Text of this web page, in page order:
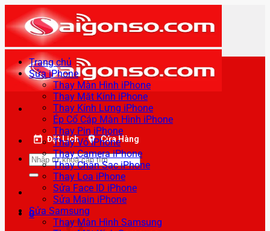
qua
nội
dung
Đặt Lịch Cửa Hàng
Tìm
kiếm:
0
Trang chủ
Sửa iPhone
Thay Màn Hình iPhone
Thay Mặt Kính iPhone
Thay Kính Lưng iPhone
Ép Cổ Cáp Màn Hình iPhone
Thay Pin iPhone
Thay Vỏ iPhone
Thay Camera iPhone
Thay Chân Sạc iPhone
Thay Loa iPhone
Sửa Face ID iPhone
Sửa Main iPhone
Sửa Samsung
Thay Màn Hình Samsung